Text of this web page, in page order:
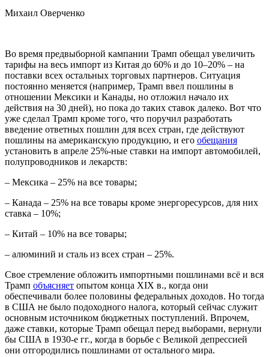
Михаил Оверченко
Во время предвыборной кампании Трамп обещал увеличить
тарифы на весь импорт из Китая до 60% и до 10–20% – на
поставки всех остальных торговых партнеров. Ситуация
постоянно меняется (например, Трамп ввел пошлины в
отношении Мексики и Канады, но отложил начало их
действия на 30 дней), но пока до таких ставок далеко. Вот что
уже сделал Трамп кроме того, что поручил разработать
введение ответных пошлин для всех стран, где действуют
пошлины на американскую продукцию, и его обещания
установить в апреле 25%-ные ставки на импорт автомобилей,
полупроводников и лекарств:
– Мексика – 25% на все товары;
– Канада – 25% на все товары кроме энергоресурсов, для них
ставка – 10%;
– Китай – 10% на все товары;
– алюминий и сталь из всех стран – 25%.
Свое стремление обложить импортными пошлинами всё и вся
Трамп объясняет опытом конца XIX в., когда они
обеспечивали более половины федеральных доходов. Но тогда
в США не было подоходного налога, который сейчас служит
основным источником бюджетных поступлений. Впрочем,
даже ставки, которые Трамп обещал перед выборами, вернули
бы США в 1930-е гг., когда в борьбе с Великой депрессией
они отгородились пошлинами от остального мира.